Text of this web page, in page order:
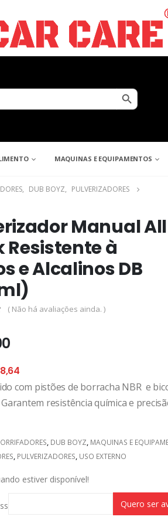
Search Button
MAQUINAS E EQUIPAMENTOS
, DUB BOYZ, PULVERIZADORES
Manual All
Resistente à
e Alcalinos DB
( Não há avaliações ainda. )
com pistões de borracha NBR e
resistência química e
, DUB BOYZ, MAQUINAS E
, PULVERIZADORES, USO EXTERNO
estiver disponível!